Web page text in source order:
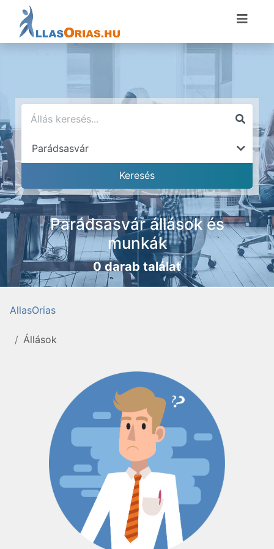
Parádsasvár állások és
munkák
0 darab találat
AllasOrias
Állások